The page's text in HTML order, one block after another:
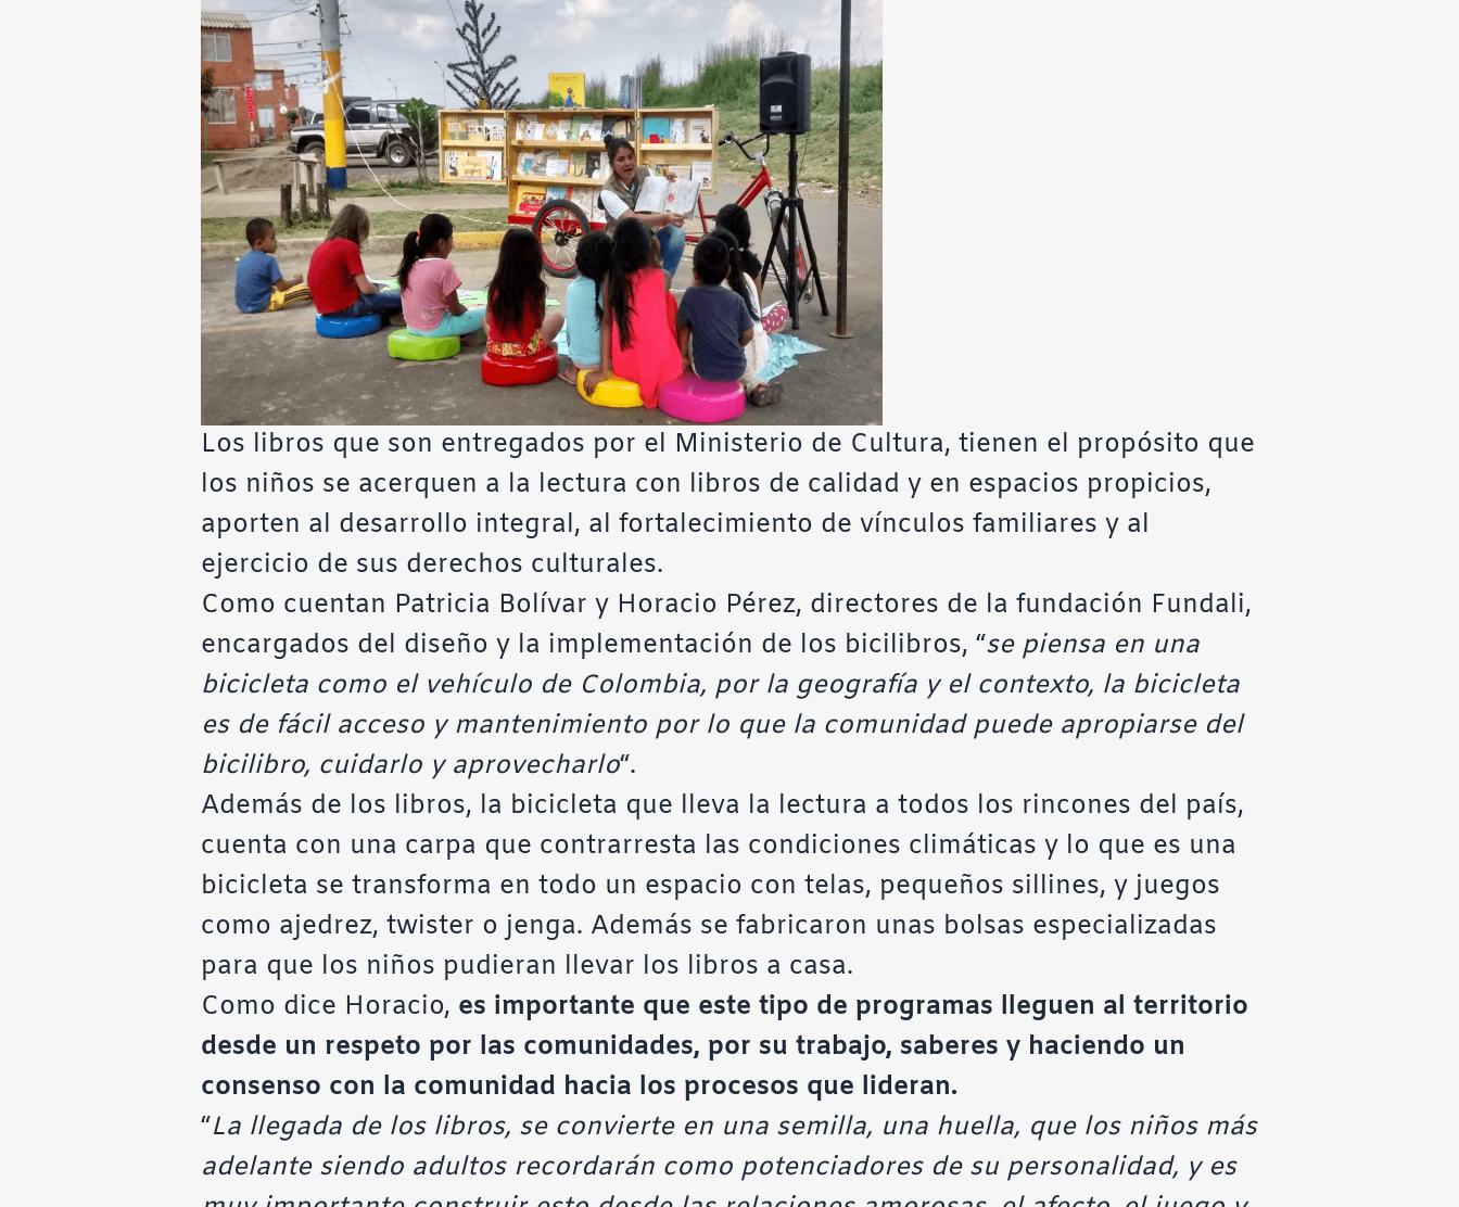
Los libros que son entregados por el Ministerio de Cultura, tienen el propósito que
los niños se acerquen a la lectura con libros de calidad y en espacios propicios,
aporten al desarrollo integral, al fortalecimiento de vínculos familiares y al
ejercicio de sus derechos culturales.
Como cuentan Patricia Bolívar y Horacio Pérez, directores de la fundación Fundali,
encargados del diseño y la implementación de los bicilibros, “se piensa en una
bicicleta como el vehículo de Colombia, por la geografía y el contexto, la bicicleta
es de fácil acceso y mantenimiento por lo que la comunidad puede apropiarse del
bicilibro, cuidarlo y aprovecharlo“.
Además de los libros, la bicicleta que lleva la lectura a todos los rincones del país,
cuenta con una carpa que contrarresta las condiciones climáticas y lo que es una
bicicleta se transforma en todo un espacio con telas, pequeños sillines, y juegos
como ajedrez, twister o jenga. Además se fabricaron unas bolsas especializadas
para que los niños pudieran llevar los libros a casa.
Como dice Horacio, es importante que este tipo de programas lleguen al territorio
desde un respeto por las comunidades, por su trabajo, saberes y haciendo un
consenso con la comunidad hacia los procesos que lideran.
“La llegada de los libros, se convierte en una semilla, una huella, que los niños más
adelante siendo adultos recordarán como potenciadores de su personalidad, y es